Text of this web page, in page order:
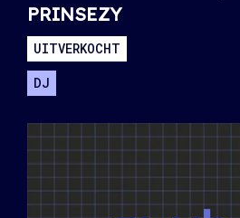
PRINSEZY
UITVERKOCHT
DJ